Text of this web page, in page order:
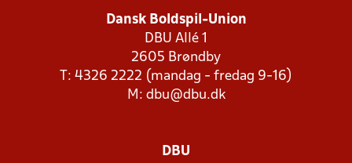
Dansk Boldspil-Union
DBU Allé 1
2605 Brøndby
T: 4326 2222 (mandag - fredag 9-16)
M: dbu@dbu.dk
DBU